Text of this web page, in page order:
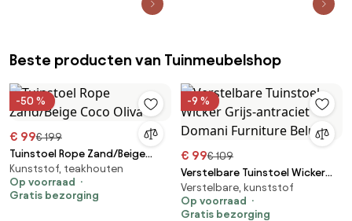
Beste producten van Tuinmeubelshop
-50 %
€ 99€ 199
Tuinstoel Rope Zand/Beige
Coco Oliva
Kunststof, teakhouten
Op voorraad
Gratis bezorging
-9 %
€ 99€ 109
Verstelbare Tuinstoel Wicker
Grijs-antraciet Domani
Furniture Beluga
Verstelbare, kunststof
Op voorraad
Gratis bezorging